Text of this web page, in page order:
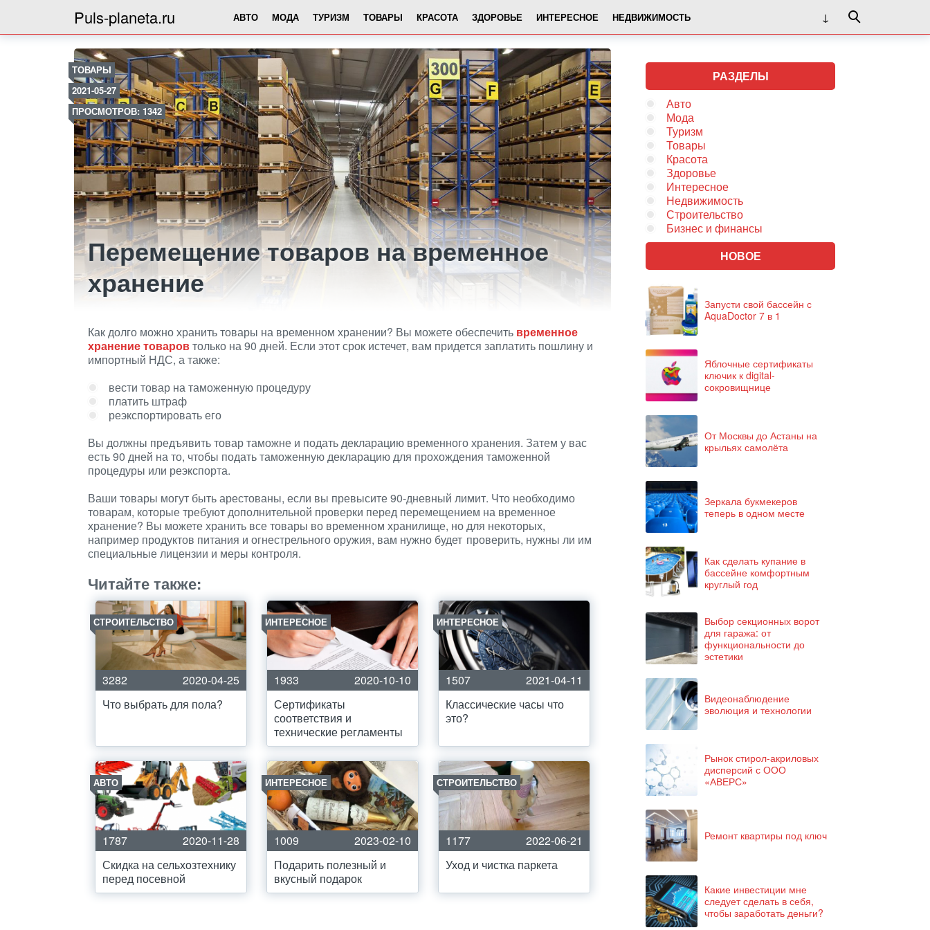
Puls-planeta.ru АВТО МОДА ТУРИЗМ ТОВАРЫ КРАСОТА ЗДОРОВЬЕ ИНТЕРЕСНОЕ НЕДВИЖИМОСТЬ
ТОВАРЫ
2021-05-27
ПРОСМОТРОВ: 1342
Перемещение товаров на временное
хранение
Как долго можно хранить товары на временном хранении? Вы можете обеспечить временное
хранение товаровтолько на 90 дней. Если этот срок истечет, вам придется заплатить пошлину и
импортный НДС, а также:
вести товар на таможенную процедуру
платить штраф
реэкспортировать его
Вы должны предъявить товар таможне и подать декларацию временного хранения. Затем у вас
есть 90 дней на то, чтобы подать таможенную декларацию для прохождения таможенной
процедуры или реэкспорта.
Ваши товары могут быть арестованы, если вы превысите 90-дневный лимит. Что необходимо
товарам, которые требуют дополнительной проверки перед перемещением на временное
хранение? Вы можете хранить все товары во временном хранилище, но для некоторых,
например продуктов питания и огнестрельного оружия, вам нужно будет проверить, нужны ли им
специальные лицензии и меры контроля.
Читайте также:
СТРОИТЕЛЬСТВО
3282
2020-04-25
Что выбрать для пола?
ИНТЕРЕСНОЕ
1933
2020-10-10
Сертификаты
соответствия и
технические регламенты
ИНТЕРЕСНОЕ
1507
2021-04-11
Классические часы что
это?
АВТО
1787
2020-11-28
Скидка на сельхозтехнику
перед посевной
ИНТЕРЕСНОЕ
1009
2023-02-10
Подарить полезный и
вкусный подарок
СТРОИТЕЛЬСТВО
1177
2022-06-21
Уход и чистка паркета
РАЗДЕЛЫ
Авто
Мода
Туризм
Товары
Красота
Здоровье
Интересное
Недвижимость
Строительство
Бизнес и финансы
НОВОЕ
Запусти свой бассейн с
AquaDoctor 7 в 1
Яблочные сертификаты
ключик к digital-
сокровищнице
От Москвы до Астаны на
крыльях самолёта
Зеркала букмекеров
теперь в одном месте
Как сделать купание в
бассейне комфортным
круглый год
Выбор секционных ворот
для гаража: от
функциональности до
эстетики
Видеонаблюдение
эволюция и технологии
Рынок стирол-акриловых
дисперсий с ООО
«АВЕРС»
Ремонт квартиры под ключ
Какие инвестиции мне
следует сделать в себя,
чтобы заработать деньги?